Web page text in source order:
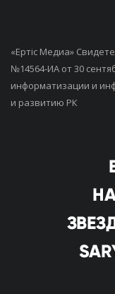
«Ертiс Медиа»
№14564-ИА от 30
информатизации и
и развитию РК